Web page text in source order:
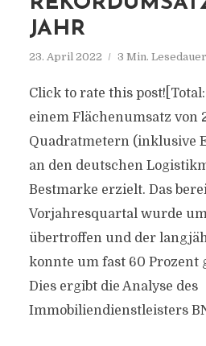
JAHR
23. April 2022 3 Min. Lesedauer
Click to rate this
einem Flächenumsatz von
Quadratmetern (inklusive
an den deutschen
Bestmarke erzielt. Das
Vorjahresquartal wurde
übertroffen und der
konnte um fast 60 Prozent
Dies ergibt die Analyse des
Immobiliendienstleisters